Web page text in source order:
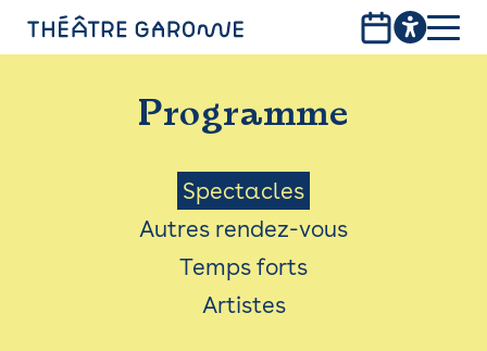
PROGRAMME
INFOS PRATIQUES
AVEC LES PUBLICS
ACCESSIBILITÉ
LES PRODUCTIONS
Programme
Menu
Saison
Spectacles
Autres rendez-vous
Temps forts
Artistes